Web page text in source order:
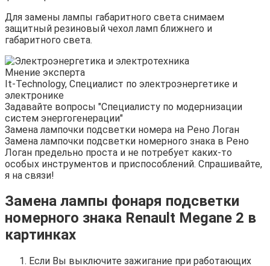
Для замены лампы габаритного света снимаем
защитный резиновый чехол ламп ближнего и
габаритного света.
Мнение эксперта
It-Technology, Cпециалист по электроэнергетике и
электронике
Задавайте вопросы "Специалисту по модернизации
систем энергогенерации"
Замена лампочки подсветки номера на Рено Логан
Замена лампочки подсветки номерного знака в Рено
Логан предельно проста и не потребует каких-то
особых инструментов и приспособлений. Спрашивайте,
я на связи!
Замена лампы фонаря подсветки
номерного знака Renault Megane 2 в
картинках
Если Вы выключите зажигание при работающих